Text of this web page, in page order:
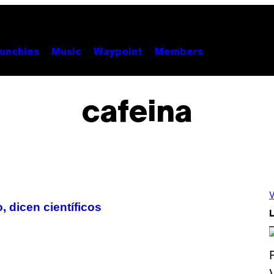
Music Waypoint Members
cafeina
dicen científicos